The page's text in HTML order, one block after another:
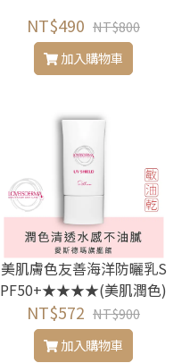
NT$490 NT$800
加入購物車
美肌膚色友善海洋防曬乳S
PF50+★★★★(美肌潤色)
NT$572 NT$900
加入購物車